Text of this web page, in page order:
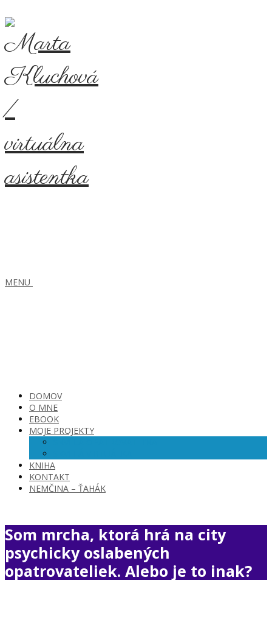
MENU
DOMOV
O MNE
EBOOK
MOJE PROJEKTY
KNIHA
KONTAKT
NEMČINA – ŤAHÁK
Som mrcha, ktorá hrá na city
psychicky oslabených
opatrovateliek. Alebo je to inak?